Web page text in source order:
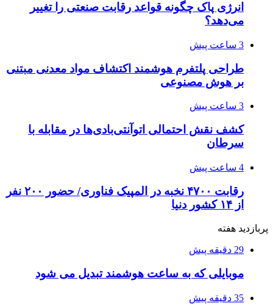
انرژی پاک چگونه قواعد رقابت صنعتی را تغییر
می‌دهد؟
3 ساعت پیش
طراحی پلتفرم هوشمند اکتشاف مواد معدنی مبتنی
بر هوش مصنوعی
3 ساعت پیش
کشف نقش احتمالی اتوآنتی‌بادی‌ها در مقابله با
سرطان
4 ساعت پیش
رقابت ۴۷۰۰ نخبه در المپیک فناوری/ حضور ۲۰۰ نفر
از ۱۴ کشور دنیا
پربازدید هفته
29 دقیقه پیش
موبایلی که به ساعت هوشمند تبدیل می شود
35 دقیقه پیش